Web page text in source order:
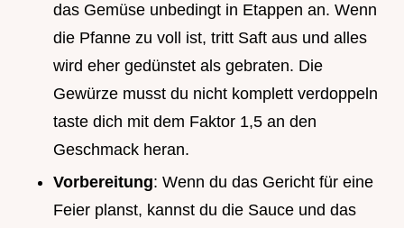
das Gemüse unbedingt in Etappen an. Wenn
die Pfanne zu voll ist, tritt Saft aus und alles
wird eher gedünstet als gebraten. Die
Gewürze musst du nicht komplett verdoppeln
taste dich mit dem Faktor 1,5 an den
Geschmack heran.
Vorbereitung: Wenn du das Gericht für eine
Feier planst, kannst du die Sauce und das